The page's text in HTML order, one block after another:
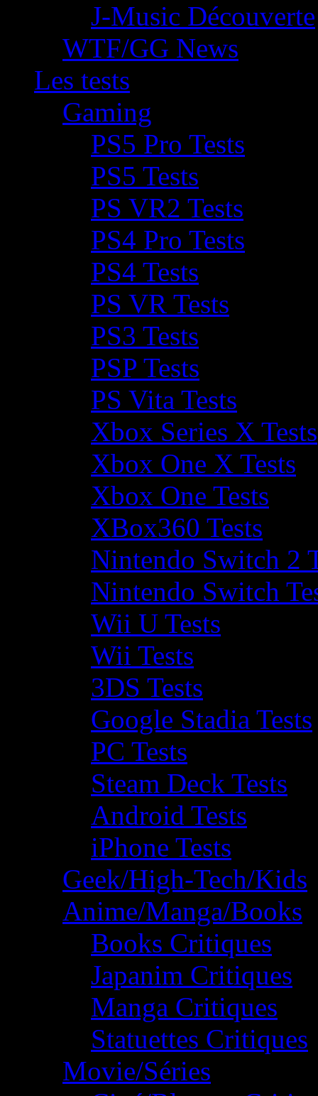
J-Music Découverte
WTF/GG News
Les tests
Gaming
PS5 Pro Tests
PS5 Tests
PS VR2 Tests
PS4 Pro Tests
PS4 Tests
PS VR Tests
PS3 Tests
PSP Tests
PS Vita Tests
Xbox Series X Tests
Xbox One X Tests
Xbox One Tests
XBox360 Tests
Nintendo Switch 2
Nintendo Switch
Wii U Tests
Wii Tests
3DS Tests
Google Stadia Tests
PC Tests
Steam Deck Tests
Android Tests
iPhone Tests
Geek/High-Tech/Kids
Anime/Manga/Books
Books Critiques
Japanim Critiques
Manga Critiques
Statuettes Critiques
Movie/Séries